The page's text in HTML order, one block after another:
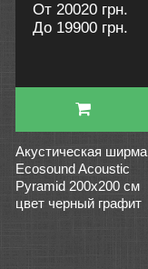
От 20020 грн.
До 19900 грн.
Акустическая ширма
Ecosound Acoustic
Pyramid 200х200 см
цвет черный графит